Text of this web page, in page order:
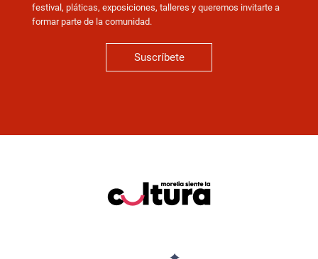
festival, pláticas, exposiciones, talleres y queremos invitarte a
formar parte de la comunidad.
Suscríbete